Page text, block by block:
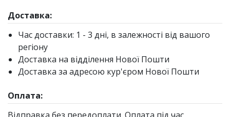
Доставка:
Час доставки: 1 - 3 дні, в залежності від вашого
регіону
Доставка на відділення Нової Пошти
Доставка за адресою кур'єром Нової Пошти
Оплата:
Відправка без передоплати. Оплата під час